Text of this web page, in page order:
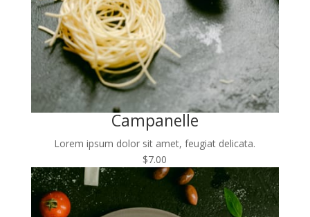
Campanelle
Lorem ipsum dolor sit amet, feugiat delicata.
$7.00